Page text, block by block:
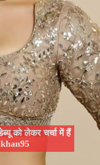
को लेकर चर्चा में हैं